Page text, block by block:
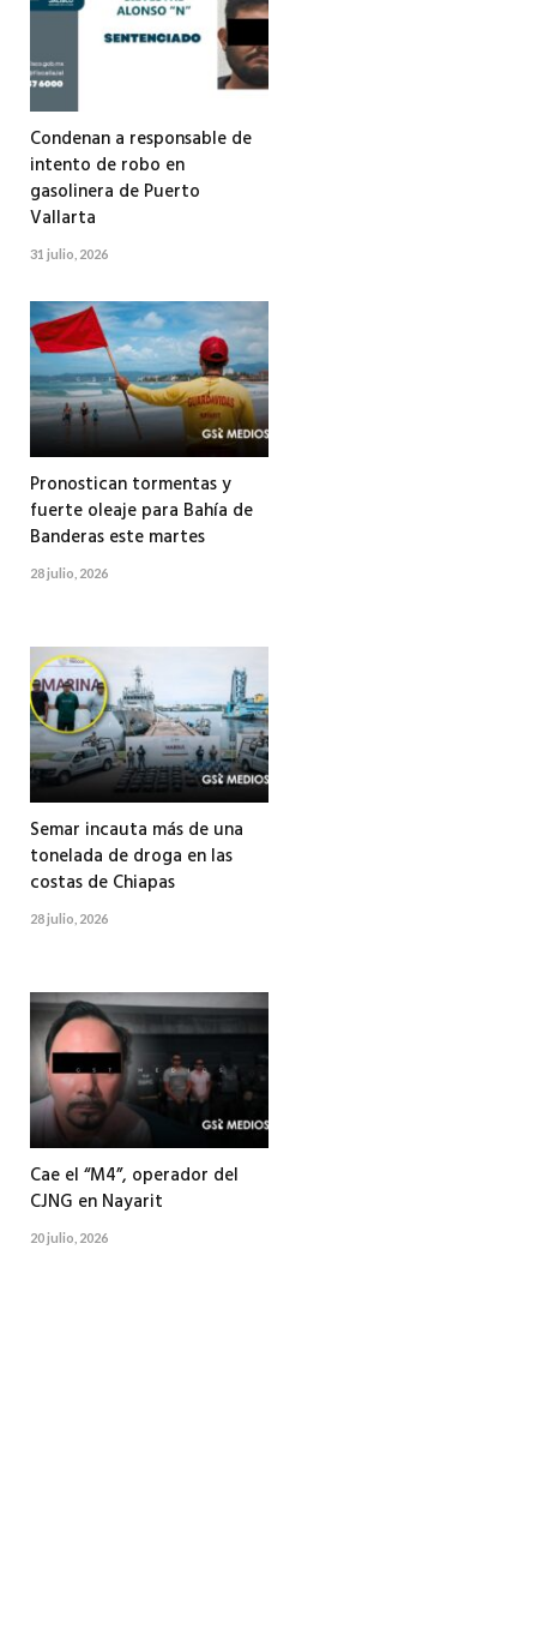
Condenan a responsable de
intento de robo en
gasolinera de Puerto
Vallarta
31 julio, 2026
Pronostican tormentas y
fuerte oleaje para Bahía de
Banderas este martes
28 julio, 2026
Semar incauta más de una
tonelada de droga en las
costas de Chiapas
28 julio, 2026
Cae el “M4”, operador del
CJNG en Nayarit
20 julio, 2026